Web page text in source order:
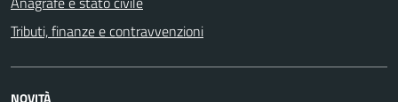
Tributi, finanze e contravvenzioni
NOVITÀ